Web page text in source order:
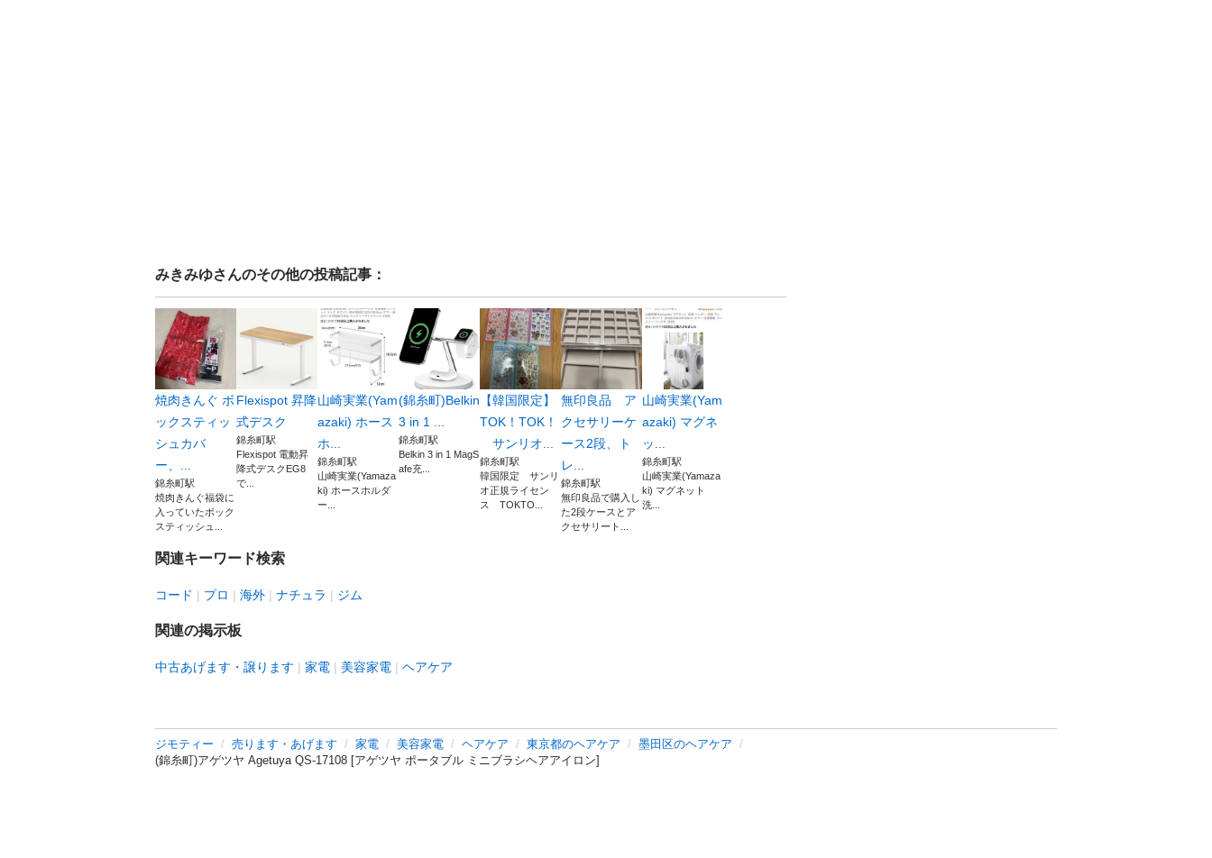
みきみゆさんのその他の投稿記事：
焼肉きんぐ ボ
ックスティッ
シュカバ
ー、...
錦糸町駅
焼肉きんぐ福袋に
入っていたボック
スティッシュ...
Flexispot 昇降
式デスク
錦糸町駅
Flexispot 電動昇
降式デスクEG8
で...
山崎実業(Yam
azaki) ホース
ホ...
錦糸町駅
山崎実業(Yamaza
ki) ホースホルダ
ー...
(錦糸町)Belkin
3 in 1 ...
錦糸町駅
Belkin 3 in 1 MagS
afe充...
【韓国限定】
TOK！TOK！
サンリオ...
錦糸町駅
韓国限定 サンリ
オ正規ライセン
ス TOKTO...
無印良品 ア
クセサリーケ
ース2段、ト
レ...
錦糸町駅
無印良品で購入し
た2段ケースとア
クセサリート...
山崎実業(Yam
azaki) マグネ
ッ...
錦糸町駅
山崎実業(Yamaza
ki) マグネット
洗...
関連キーワード検索
コード プロ 海外 ナチュラ ジム
関連の掲示板
中古あげます・譲ります 家電 美容家電 ヘアケア
ジモティー 売ります・あげます 家電 美容家電 ヘアケア 東京都のヘアケア
墨田区のヘアケア
(錦糸町)アゲツヤ Agetuya QS-17108 [アゲツヤ ポータブル ミニブラシヘアアイロン]